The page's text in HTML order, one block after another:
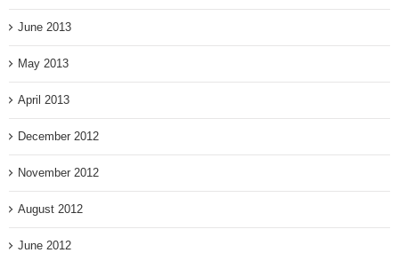
June 2013
May 2013
April 2013
December 2012
November 2012
August 2012
June 2012